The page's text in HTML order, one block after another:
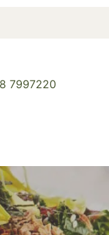
7997220